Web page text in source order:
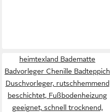
heimtexland Badematte
Badvorleger Chenille Badteppich
Duschvorleger, rutschhemmend
beschichtet, Fußbodenheizung
geeignet, schnell trocknend,